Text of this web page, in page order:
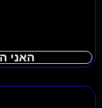
האני